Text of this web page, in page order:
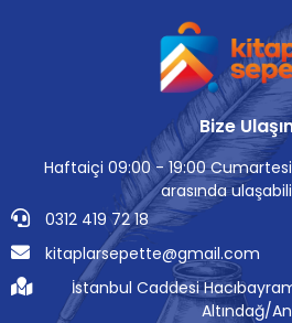
Bize
Haftaiçi 09:00 - 19:00
arasında
0312 419 72 18
kitaplarsepette@gmail.com
İstanbul Caddesi
Altındağ/